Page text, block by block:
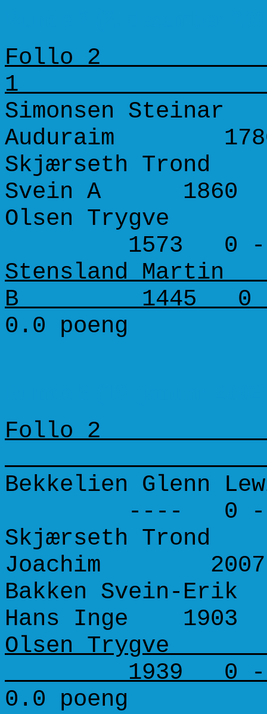
Follo 2
Simonsen
Auduraim
Skjærseth Trond
Svein A 1860
Olsen Trygve
1573 0 -
Stensland Martin
B 1445 0 -
0.0 poeng
Follo
Bekkelien Glenn
---- 0 -
Skjærseth Trond
Joachim
Bakken Svein-
Hans Inge
Olsen Trygve
1939 0 -
0.0 poeng